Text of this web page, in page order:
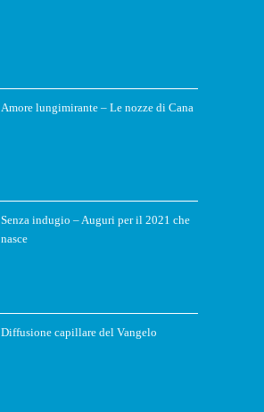
Amore lungimirante – Le nozze di Cana
Senza indugio – Auguri per il 2021 che
nasce
Diffusione capillare del Vangelo